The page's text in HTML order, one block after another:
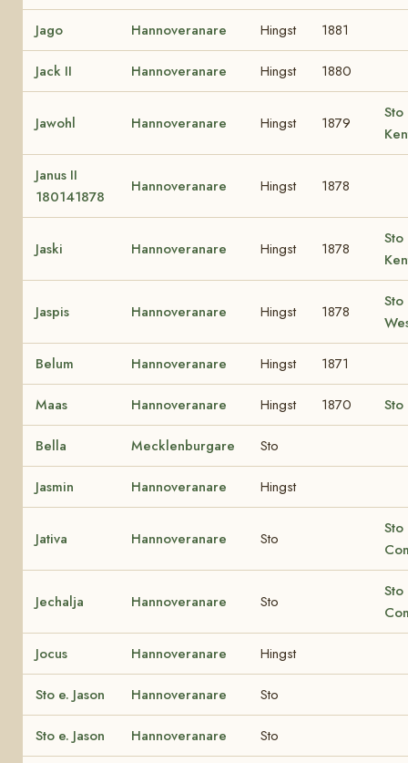
Jago Hannoveranare Hingst 1881
Jack II Hannoveranare Hingst 1880
Jawohl Hannoveranare Hingst 1879
Sto
Janus II
180141878
Hannoveranare Hingst 1878
Jaski Hannoveranare Hingst 1878
Sto
Jaspis Hannoveranare Hingst 1878
Sto
Belum Hannoveranare Hingst 1871
Maas Hannoveranare Hingst 1870 Sto
Bella Mecklenburgare Sto
Jasmin Hannoveranare Hingst
Jativa Hannoveranare Sto
Sto
Jechalja Hannoveranare Sto
Sto
Jocus Hannoveranare Hingst
Sto e. Jason Hannoveranare Sto
Sto e. Jason Hannoveranare Sto